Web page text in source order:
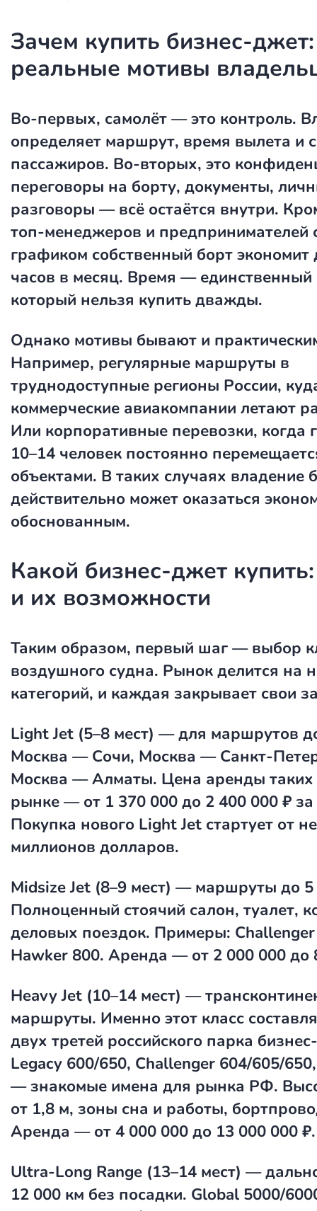
Зачем купить бизнес-джет:
реальные мотивы
Во-первых, самолёт — это контроль.
определяет маршрут, время вылета и
пассажиров. Во-вторых, это
переговоры на борту, документы,
разговоры — всё остаётся внутри.
топ-менеджеров и предпринимателей
графиком собственный борт экономит
часов в месяц. Время — единственный
который нельзя купить дважды.
Однако мотивы бывают и
Например, регулярные маршруты в
труднодоступные регионы России,
коммерческие авиакомпании летают
Или корпоративные перевозки, когда
10–14 человек постоянно
объектами. В таких случаях владение
действительно может оказаться
обоснованным.
Какой бизнес-джет
и их возможности
Таким образом, первый шаг — выбор
воздушного судна. Рынок делится на
категорий, и каждая закрывает свои
Light Jet (5–8 мест) — для маршрутов
Москва — Сочи, Москва — Санкт-
Москва — Алматы. Цена аренды таких
рынке — от 1 370 000 до 2 400 000 ₽ за
Покупка нового Light Jet стартует от
миллионов долларов.
Midsize Jet (8–9 мест) — маршруты до 5
Полноценный стоячий салон, туалет,
деловых поездок. Примеры:
Hawker 800. Аренда — от 2 000 000 до
Heavy Jet (10–14 мест) —
маршруты. Именно этот класс
двух третей российского парка
Legacy 600/650, Challenger 604/605/
— знакомые имена для рынка РФ.
от 1,8 м, зоны сна и работы,
Аренда — от 4 000 000 до 13 000 000 ₽.
Ultra-Long Range (13–14 мест) —
12 000 км без посадки. Global 5000/